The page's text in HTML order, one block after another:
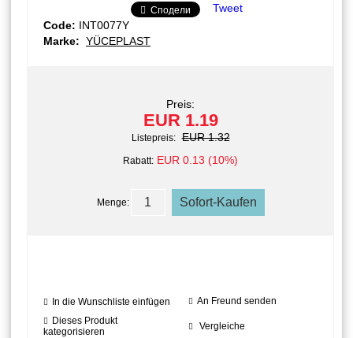
Сподели
Tweet
Code: INT0077Y
Marke: YÜCEPLAST
Preis:
EUR 1.19
Listepreis: EUR 1.32
Rabatt: EUR 0.13 (10%)
Menge:
In die Wunschliste einfügen
An Freund senden
Dieses Produkt
kategorisieren
Vergleiche